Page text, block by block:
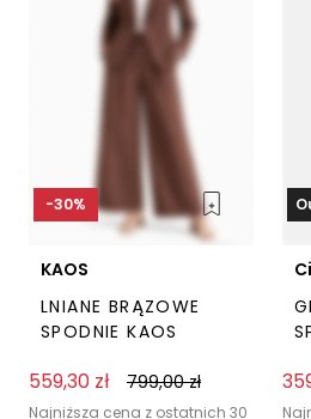
-30%
KAOS
LNIANE BRĄZOWE
SPODNIE KAOS
559,30 zł 799,00zł
Najniższa cena z ostatnich 30